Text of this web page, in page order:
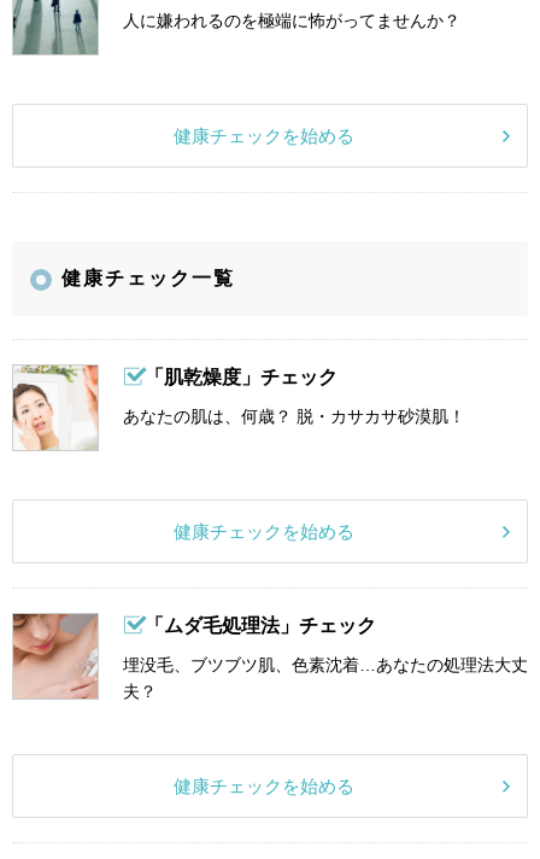
人に嫌われるのを極端に怖がってませんか？
健康チェックを始める
健康チェック一覧
「肌乾燥度」チェック
あなたの肌は、何歳？ 脱・カサカサ砂漠肌！
健康チェックを始める
「ムダ毛処理法」チェック
埋没毛、ブツブツ肌、色素沈着…あなたの処理法大丈
夫？
健康チェックを始める